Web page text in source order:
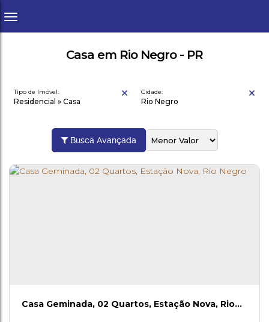
Casa em Rio Negro - PR
Tipo de Imóvel:
Residencial » Casa
Cidade:
Rio Negro
Busca Avançada
Casa Geminada, 02 Quartos, Estação Nova, Rio